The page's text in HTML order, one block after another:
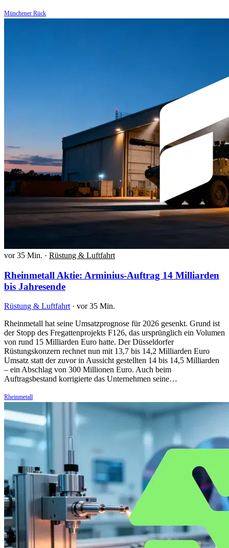
Münchener Rück
vor 35 Min. · Rüstung & Luftfahrt
Rheinmetall Aktie: Arminius-Auftrag 14 Milliarden
bis Jahresende
Rüstung & Luftfahrt · vor 35 Min.
Rheinmetall hat seine Umsatzprognose für 2026 gesenkt. Grund ist
der Stopp des Fregattenprojekts F126, das ursprünglich ein Volumen
von rund 15 Milliarden Euro hatte. Der Düsseldorfer
Rüstungskonzern rechnet nun mit 13,7 bis 14,2 Milliarden Euro
Umsatz statt der zuvor in Aussicht gestellten 14 bis 14,5 Milliarden
– ein Abschlag von 300 Millionen Euro. Auch beim
Auftragsbestand korrigierte das Unternehmen seine…
Rheinmetall